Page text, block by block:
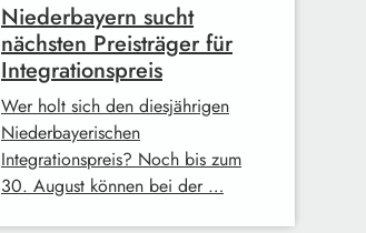
Niederbayern sucht
nächsten Preisträger für
Integrationspreis
Wer holt sich den diesjährigen
Niederbayerischen
Integrationspreis? Noch bis zum
30. August können bei der …